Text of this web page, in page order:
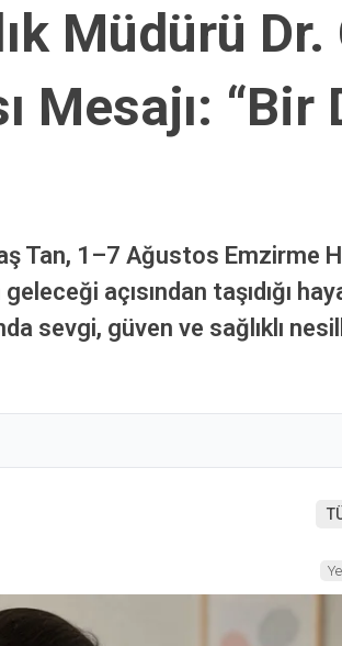
Müdürü Dr.
Mesajı:
Tan, 1–7 Ağustos Emzirme
açısından taşıdığı
sevgi, güven ve sağlıklı